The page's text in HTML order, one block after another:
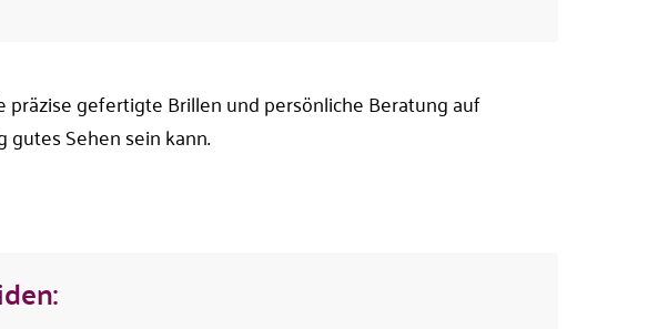
gefertigte Brillen und persönliche Beratung auf
Sehen sein kann.